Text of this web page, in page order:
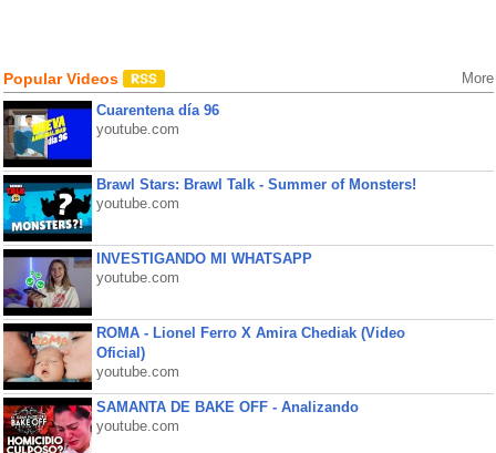
Popular Videos More
Cuarentena día 96
youtube.com
Brawl Stars: Brawl Talk - Summer of Monsters!
youtube.com
INVESTIGANDO MI WHATSAPP
youtube.com
ROMA - Lionel Ferro X Amira Chediak (Video
Oficial)
youtube.com
SAMANTA DE BAKE OFF - Analizando
youtube.com